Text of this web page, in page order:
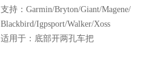
支持：Garmin/Bryton/Giant/Magene/
Blackbird/Igpsport/Walker/Xoss
适用于：底部开两孔车把